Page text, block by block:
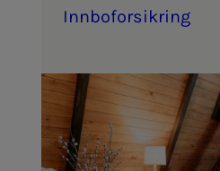
Inn­­­bo­­­for­­­sik­ring